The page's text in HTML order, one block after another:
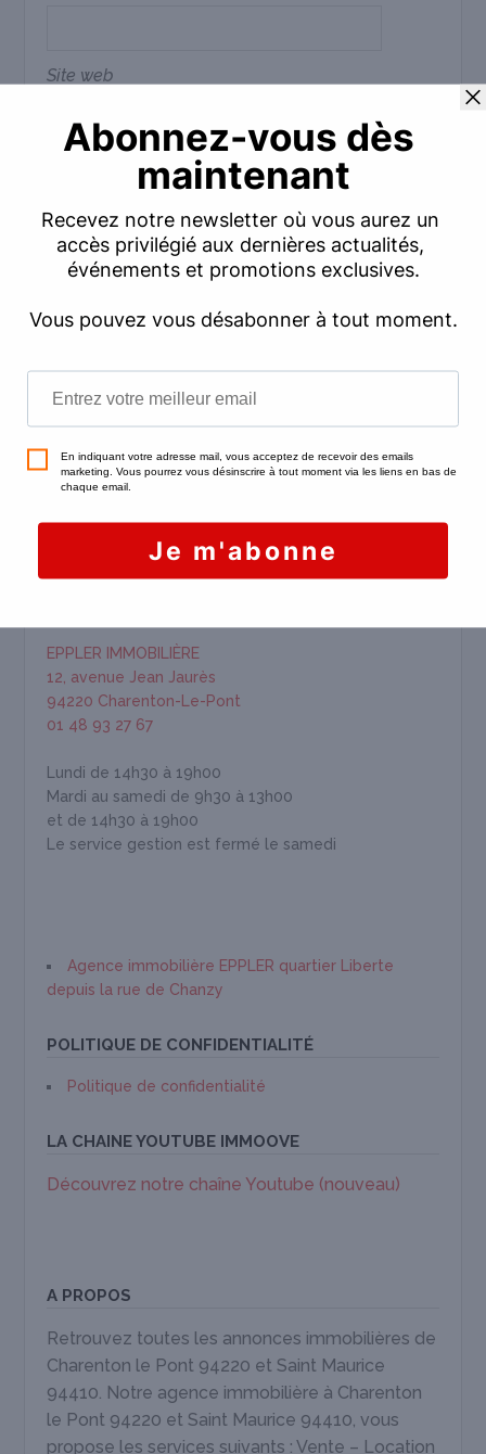
Site web
Commentaire*
EPPLER IMMOBILIÈRE
12, avenue Jean Jaurès
94220 Charenton-Le-Pont
01 48 93 27 67
Lundi de 14h30 à 19h00
Mardi au samedi de 9h30 à 13h00
et de 14h30 à 19h00
Le service gestion est fermé le samedi
Agence immobilière EPPLER quartier Liberte
depuis la rue de Chanzy
POLITIQUE DE CONFIDENTIALITÉ
Politique de confidentialité
LA CHAINE YOUTUBE IMMOOVE
Découvrez notre chaîne Youtube (nouveau)
A PROPOS
Retrouvez toutes les annonces immobilières de
Charenton le Pont 94220 et Saint Maurice
94410. Notre agence immobilière à Charenton
le Pont 94220 et Saint Maurice 94410, vous
propose les services suivants : Vente – Location